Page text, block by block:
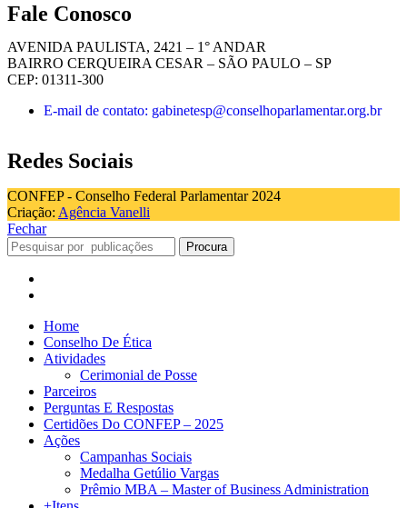
Fale Conosco
AVENIDA PAULISTA, 2421 – 1° ANDAR
BAIRRO CERQUEIRA CESAR – SÃO PAULO – SP
CEP: 01311-300
E-mail de contato: gabinetesp@conselhoparlamentar.org.br
Redes Sociais
CONFEP - Conselho Federal Parlamentar 2024
Criação: Agência Vanelli
Fechar
Procura
Home
Conselho De Ética
Atividades
Cerimonial de Posse
Parceiros
Perguntas E Respostas
Certidões Do CONFEP – 2025
Ações
Campanhas Sociais
Medalha Getúlio Vargas
Prêmio MBA – Master of Business Administration